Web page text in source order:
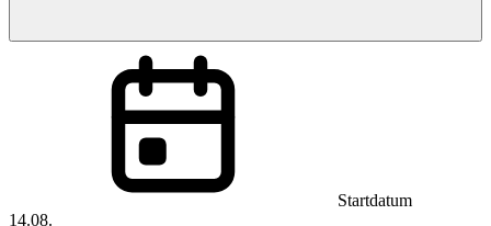
Startdatum
14.08.